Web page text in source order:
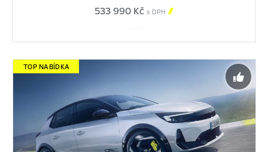
533 990 Kč s DPH 
TOP NABÍDKA